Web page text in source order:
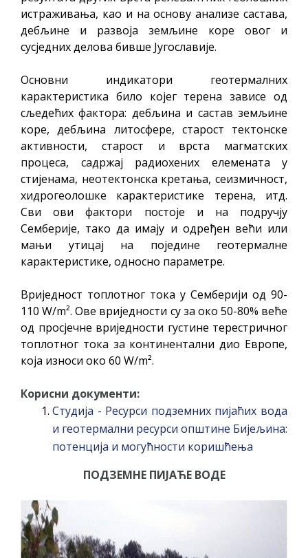
истраживања, као и на основу анализе састава,
дебљине и развоја земљине коре овог и
сусједних делова бивше Југославије.
Основни индикатори геотермалних
карактеристика било којег терена зависе од
сљедећих фактора: дебљина и састав земљине
коре, дебљина литосфере, старост тектонске
активности, старост и врста магматских
процеса, садржај радиохених елемената у
стијенама, неотектонска кретања, сеизмичност,
хидрогеолошке карактеристике терена, итд.
Сви ови фактори постоје и на подручју
Семберије, тако да имају и одређен већи или
мањи утицај на поједине геотермалне
карактеристике, односно параметре.
Вриједност топлотног тока у Семберији од 90-
110 W/m². Ове вриједности су за око 50-80% веће
од просјечне вриједности густине терестричног
топлотног тока за континентални дио Европе,
која износи око 60 W/m².
Корисни документи:
Студија - Ресурси подземних пијаћих вода
и геотермални ресурси општине Бијељина:
потенција и могућности коришћења
ПОДЗЕМНЕ ПИЈАЋЕ ВОДЕ